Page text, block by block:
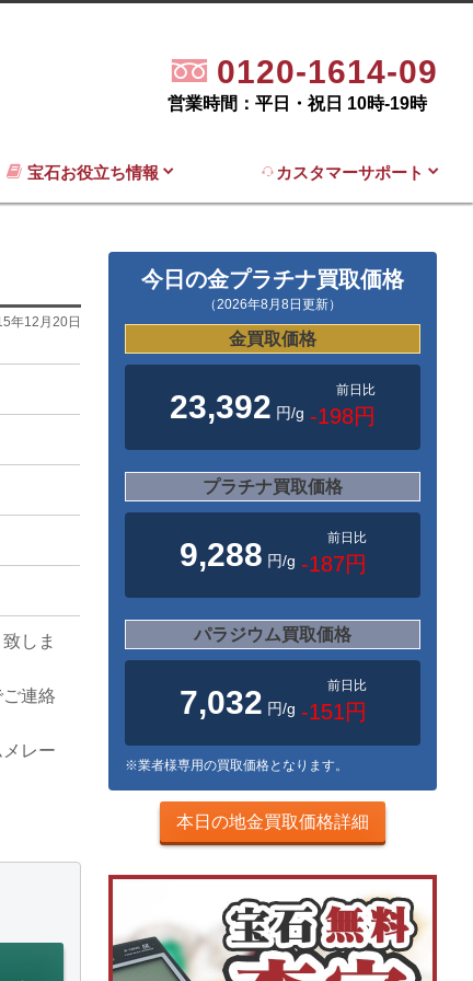
0120-1614-09
営業時間：平日・祝日 10時-19時
宝石お役立ち情報 カスタマーサポート
年12月20日
しま
連絡
レー
今日の金プラチナ買取価格
（2026年8月8日更新）
金買取価格
23,392 円/g
前日比
-198円
プラチナ買取価格
9,288 円/g
前日比
-187円
パラジウム買取価格
7,032 円/g
前日比
-151円
※業者様専用の買取価格となります。
本日の地金買取価格詳細